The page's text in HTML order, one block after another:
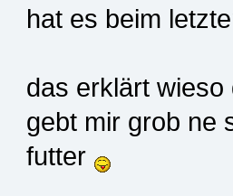
hat es beim
das erklärt
gebt mir grob ne
futter